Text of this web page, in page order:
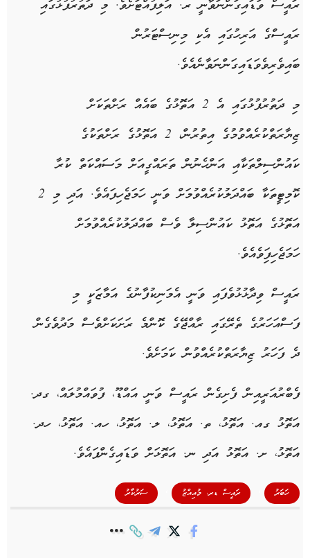
ރައީސް ވަޑައިގަންނަވާނީ ރ. އަލިފުއްޓަށެވެ. މި ދަތުރުފުޅުގައި
ރައީސްގެ އަރިހުގައި އެކި މިނިސްޓަރުން
ބައިވެރިވެވަޑައިގަންނަވާނެއެވެ.
މި ދަތުރުފުޅުގައި އެ 2 އަތޮޅުގެ ބައެއް ރަށްތަކަށް
ޒިޔާރަތްކުރެއްވުމުގެ އިތުރުން، 2 އަތޮޅުގެ ރަށްތަކުގެ
ކައުންސިލްތަކާއި އަންހެނުން ތަރައްގީއަށް މަސައްކަތް ކުރާ
ކޮމިޓީތަކާ ބައްދަލުކުރެއްވުމަށް ވަނީ ހަމަޖެހިފައެވެ. އަދި މި 2
އަތޮޅުގެ އަތޮޅު ކައުންސިލާ ވެސް ބައްދަލުކުރެއްވުމަށް
ހަމަޖެހިފަިވެއެވެ.
ރައީސް ވިދާޅުޅުވެފައި ވަނީ އެމަނިކުފާނުގެ އަމާޒަކީ މި
ފަސްއަހަރުގެ ތެރޭގައި ރާއްޖޭގެ ކޮންމެ ރަށަކަށްވެސް މަދުވެގެން
ދެ ފަހަރު ޒިޔާރަތްކުރެއްވުން ކަމަށެވެ.
ފެބްރުއަރީއިން ފެށިގެން ރައީސް ވަނީ އައްޑޫ، ފުވައްމުލައް، ގދ.
އަތޮޅު ގއ. އަތޮޅު، ތ. އަތޮޅު، ލ. އަތޮޅު، ހއ. އަތޮޅު، ހދ.
އަތޮޅު، ށ. އަތޮޅު އަދި ނ. އަތޮޅަށް ވަޑައިގެންފައެވެ.
ހަބަރު ރައީސް ޑރ. މުއިއްޒު ސަރުކާރު